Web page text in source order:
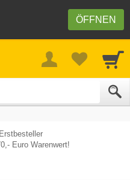
ÖFFNEN
Euro Warenwert!